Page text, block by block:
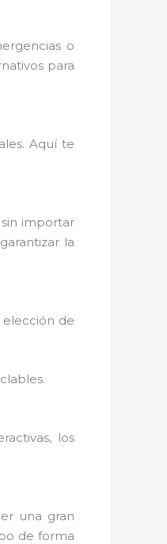
o
para
Aquí te
importar
la
elección de
los
una gran
de forma